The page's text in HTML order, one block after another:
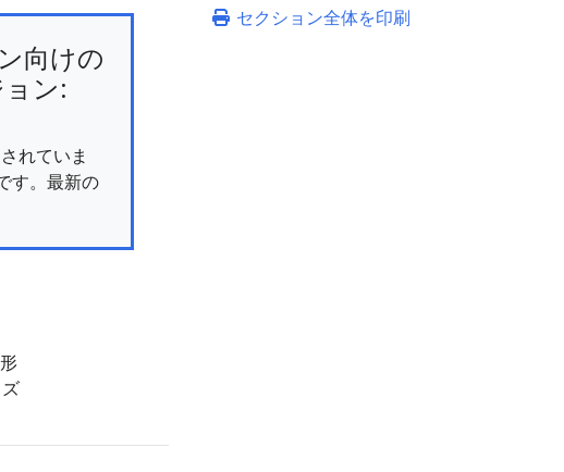
向けの
ン:
れていま
す。最新の
セクション全体を印刷